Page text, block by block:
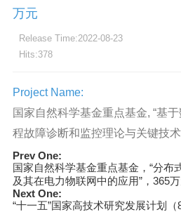
万元
Release Time:2022-08-23
Hits:378
Project Name:
国家自然科学基金重点基金, “基
程故障诊断和监控理论与关键技
Prev One:
国家自然科学基金重点基金，“分布
及其在电力物联网中的应用”，365
Next One:
“十一五”国家高技术研究发展计划